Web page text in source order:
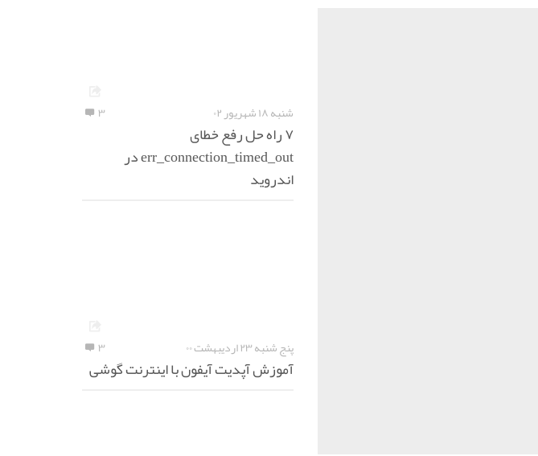
شنبه ۱۸ شهریور ۰۲ ۳
۷ راه حل رفع خطای
err_connection_timed_out در
اندروید
پنج شنبه ۲۳ اردیبهشت ۰۰ ۳
آموزش آپدیت آیفون با اینترنت گوشی